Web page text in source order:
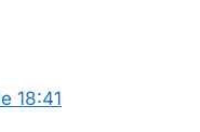
18:41